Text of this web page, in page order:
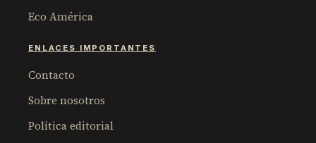
Eco América
ENLACES IMPORTANTES
Contacto
Sobre nosotros
Política editorial